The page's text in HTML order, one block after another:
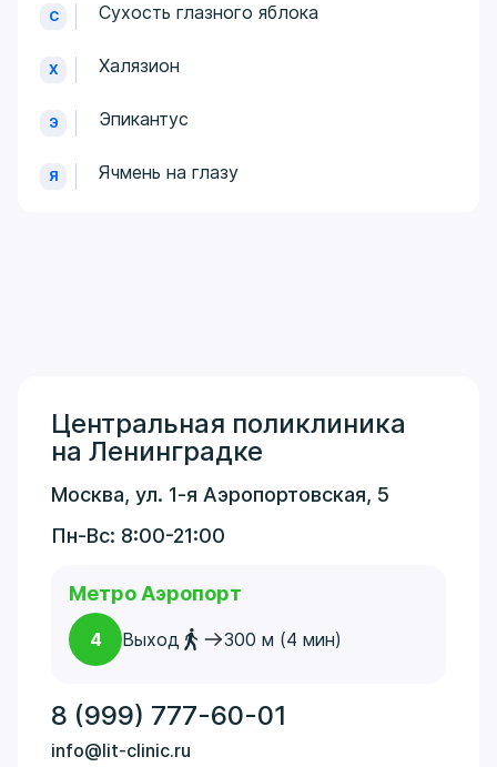
С Сухость глазного яблока
Х Халязион
Э Эпикантус
Я Ячмень на глазу
Центральная поликлиника
на Ленинградке
Москва, ул. 1-я Аэропортовская, 5
Пн-Вс: 8:00-21:00
Метро Аэропорт
4 Выход 300 м (4 мин)
8 (999) 777-60-01
info@lit-clinic.ru